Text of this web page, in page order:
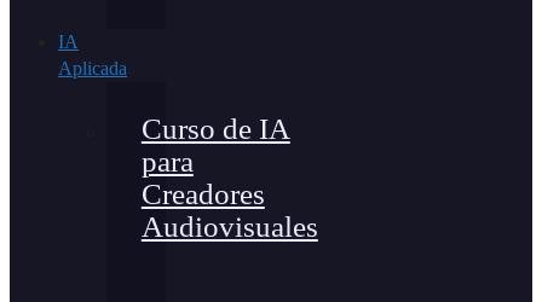
IA
Aplicada
Curso de IA
para
Creadores
Audiovisuales